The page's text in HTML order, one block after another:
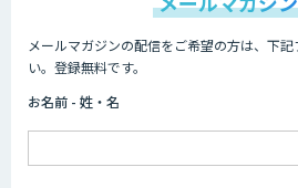
AIカスタマイズ
メールマガジンの配信をご希望の方は、下
い。登録無料です。
お名前 - 姓・名